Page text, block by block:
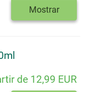
Mostrar
de 12,99 EUR